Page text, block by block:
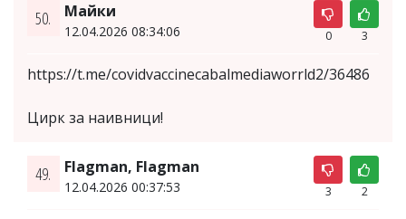
50. Майки
12.04.2026 08:34:06 0 3
https://t.me/covidvaccinecabalmediaworrld2/36486
Цирк за наивници!
49. Flagman, Flagman
12.04.2026 00:37:53 3 2